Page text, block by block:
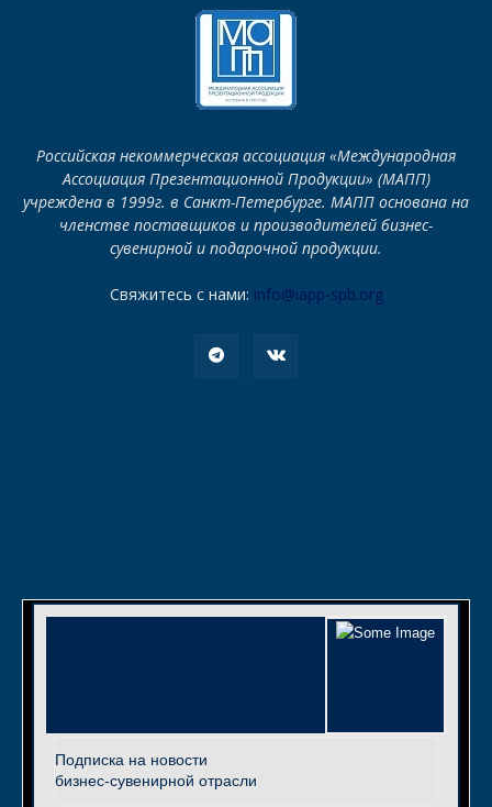
Российская некоммерческая ассоциация «Международная
Ассоциация Презентационной Продукции» (МАПП)
учреждена в 1999г. в Санкт-Петербурге. МАПП основана на
членстве поставщиков и производителей бизнес-
сувенирной и подарочной продукции.
Свяжитесь с нами: info@iapp-spb.org
Подписка на новости
бизнес-сувенирной отрасли